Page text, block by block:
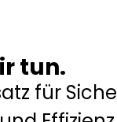
tun.
für